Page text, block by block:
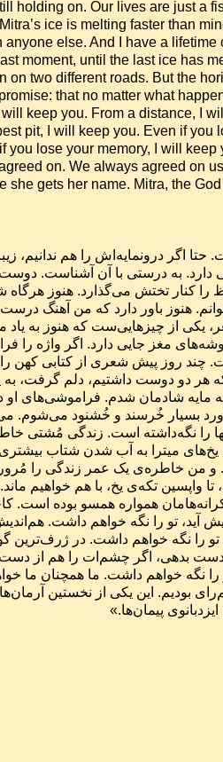
holding on. Our lives are just a
ice is melting faster than
anyone else. And I have a lifetime
moment, until the last ice has
on two different roads. But the
that no matter what
keep you. From a distance, I
pit, I will keep you. Even if you
you lose your memory, I will keep
on. We always agreed on
she gets her name. Mitra, the